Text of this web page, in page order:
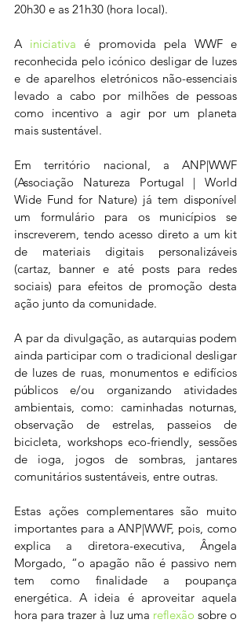
20h30 e as 21h30 (hora local).
A iniciativa é promovida pela WWF e
reconhecida pelo icónico desligar de luzes
e de aparelhos eletrónicos não-essenciais
levado a cabo por milhões de pessoas
como incentivo a agir por um planeta
mais sustentável.
Em território nacional, a ANP|WWF
(Associação Natureza Portugal | World
Wide Fund for Nature) já tem disponível
um formulário para os municípios se
inscreverem, tendo acesso direto a um kit
de materiais digitais personalizáveis
(cartaz, banner e até posts para redes
sociais) para efeitos de promoção desta
ação junto da comunidade.
A par da divulgação, as autarquias podem
ainda participar com o tradicional desligar
de luzes de ruas, monumentos e edifícios
públicos e/ou organizando atividades
ambientais, como: caminhadas noturnas,
observação de estrelas, passeios de
bicicleta, workshops eco-friendly, sessões
de ioga, jogos de sombras, jantares
comunitários sustentáveis, entre outras.
Estas ações complementares são muito
importantes para a ANP|WWF, pois, como
explica a diretora-executiva, Ângela
Morgado, “o apagão não é passivo nem
tem como finalidade a poupança
energética. A ideia é aproveitar aquela
hora para trazer à luz uma reflexão sobre o